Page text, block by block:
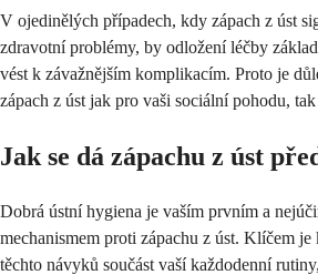
V ojedinělých případech, kdy zápach z úst
zdravotní problémy, by odložení léčby
vést k závažnějším komplikacím. Proto je
zápach z úst jak pro vaši sociální pohodu,
Jak se dá zápachu z úst
Dobrá ústní hygiena je vaším prvním a
mechanismem proti zápachu z úst. Klíčem je
těchto návyků součást vaší každodenní